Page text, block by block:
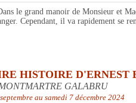
le grand manoir de Monsieur et
Cependant, il va rapidement se
HISTOIRE D'ERNEST
GALABRU
au samedi 7 décembre 2024